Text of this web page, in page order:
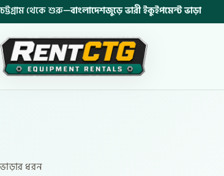
চট্টগ্রাম থেকে শুরু—বাংলাদেশজুড়ে ভারী ইকুইপমেন্ট ভাড়া
ভাড়ার ধরন